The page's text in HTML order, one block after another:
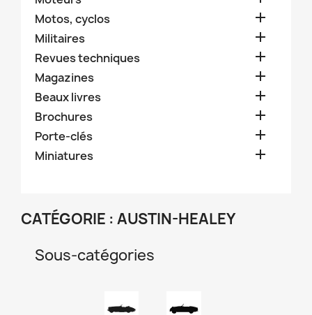
Motos, cyclos 
Militaires 
Revues techniques 
Magazines 
Beaux livres 
Brochures 
Porte-clés 
Miniatures 
CATÉGORIE : AUSTIN-HEALEY
Sous-catégories